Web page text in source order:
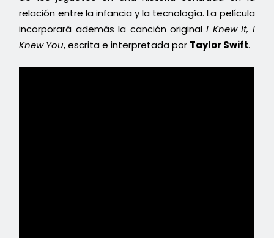
relación entre la infancia y la tecnología. La película
incorporará además la canción originalI Knew It, I
Knew You, escrita e interpretada por Taylor Swift.